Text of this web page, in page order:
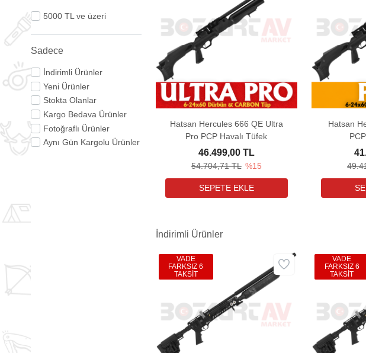
5000 TL ve üzeri
Sadece
İndirimli Ürünler
Yeni Ürünler
Stokta Olanlar
Kargo Bedava Ürünler
Fotoğraflı Ürünler
Aynı Gün Kargolu Ürünler
Hatsan Hercules 666 QE Ultra
Pro PCP Havalı Tüfek
54.704,71 TL %15
46.499,00 TL
Hatsan
İndirimli Ürünler
VADE
FARKSIZ 6
TAKSİT
VADE
FARKSIZ 6
TAKSİT